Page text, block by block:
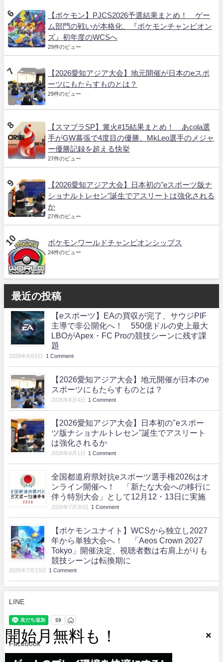
【ポケモン】PJCS2026予選結果まとめ！ ゲー
ム部門の戦いが本格化、『ポケモンチャンピオン
ズ』初年度のWCSへ
29件のビュー
【2026愛知アジア大会】地元開催が日本のeスポ
ーツにもたらすものとは？
29件のビュー
【スマブラSP】篝火#15結果まとめ！ あcola選
手がGW幕張で4度目の優勝、MkLeo選手のメジャ
ー優勝記録を超える快挙
27件のビュー
【2026愛知アジア大会】日本初の"eスポーツ版ナ
ショナルトレセン"誕生でアスリートは強化される
か
27件のビュー
ポケモンワールドチャンピオンシップス
24件のビュー
最近の投稿
【eスポーツ】EAの買収が完了、サウジPIF
主導で非公開化へ！ 550億ドルの史上最大
LBOがApex・FC Proの競技シーンに残す課
題
2026年8月6日 1 Comment
【2026愛知アジア大会】地元開催が日本のe
スポーツにもたらすものとは？
2026年8月4日 1 Comment
【2026愛知アジア大会】日本初の"eスポー
ツ版ナショナルトレセン"誕生でアスリート
は強化されるか
2026年8月1日 1 Comment
全国都道府県対抗eスポーツ選手権2026はオ
ンライン開催へ！ 「新たな大会への移行に
伴う特別大会」として12月12・13日に実施
2026年7月30日 1 Comment
【ポケモンユナイト】WCSから独立し2027
年から単独大会へ！ 「Aeos Crown 2027
Tokyo」開催決定、視聴者数は右肩上がりも
競技シーンは転換期に
2026年7月23日 1 Comment
LINE
Facebook